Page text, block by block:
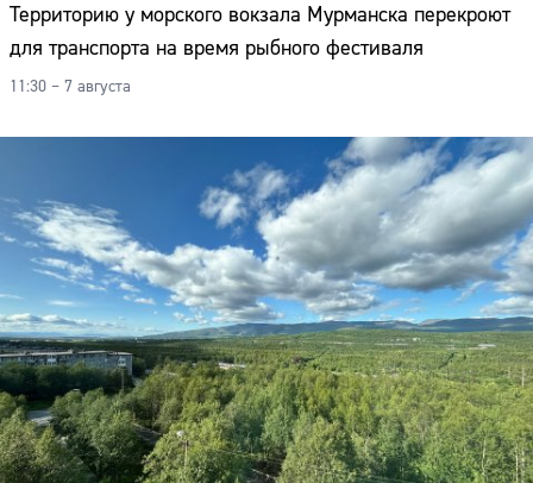
Территорию у морского вокзала Мурманска перекроют
для транспорта на время рыбного фестиваля
11:30 – 7 августа